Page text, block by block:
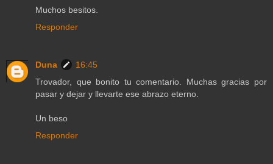
Muchos besitos.
Responder
Duna
16:45
Trovador, que bonito tu comentario. Muchas gracias por
pasar y dejar y llevarte ese abrazo eterno.
Un beso
Responder